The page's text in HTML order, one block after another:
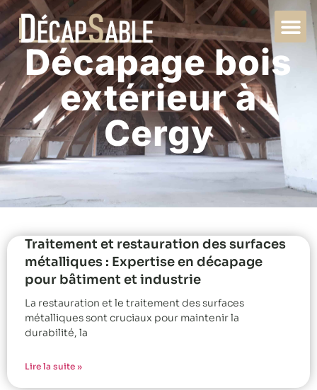
Décapage bois
extérieur à
Cergy
Traitement et restauration des surfaces
métalliques : Expertise en décapage
pour bâtiment et industrie
La restauration et le traitement des surfaces
métalliques sont cruciaux pour maintenir la
durabilité, la
Lire la suite »